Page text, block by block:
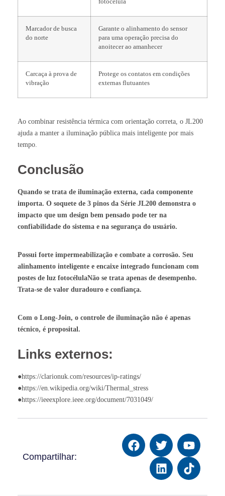
fotocélula
Marcador de busca
do norte
Garante o alinhamento do sensor
para uma operação precisa do
anoitecer ao amanhecer
Carcaça à prova de
vibração
Protege os contatos em condições
externas flutuantes
Ao combinar resistência térmica com orientação correta, o JL200
ajuda a manter a iluminação pública mais inteligente por mais
tempo.
Conclusão
Quando se trata de iluminação externa, cada componente
importa. O soquete de 3 pinos da Série JL200 demonstra o
impacto que um design bem pensado pode ter na
confiabilidade do sistema e na segurança do usuário.
Possui forte impermeabilização e combate a corrosão. Seu
alinhamento inteligente e encaixe integrado funcionam com
postes de luz fotocélulaNão se trata apenas de desempenho.
Trata-se de valor duradouro e confiança.
Com o Long-Join, o controle de iluminação não é apenas
técnico, é proposital.
Links externos:
●https://clarionuk.com/resources/ip-ratings/
●https://en.wikipedia.org/wiki/Thermal_stress
●https://ieeexplore.ieee.org/document/7031049/
Compartilhar: